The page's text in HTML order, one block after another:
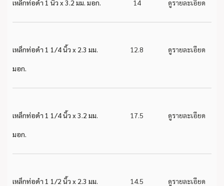
เหล็กท่อดำ 1 นิ้ว x 3.2 มม. มอก. 14 ดูรายละเอียด
เหล็กท่อดำ 1 1/4 นิ้ว x 2.3 มม.
มอก.
12.8 ดูรายละเอียด
เหล็กท่อดำ 1 1/4 นิ้ว x 3.2 มม.
มอก.
17.5 ดูรายละเอียด
เหล็กท่อดำ 1 1/2 นิ้ว x 2.3 มม. 14.5 ดูรายละเอียด